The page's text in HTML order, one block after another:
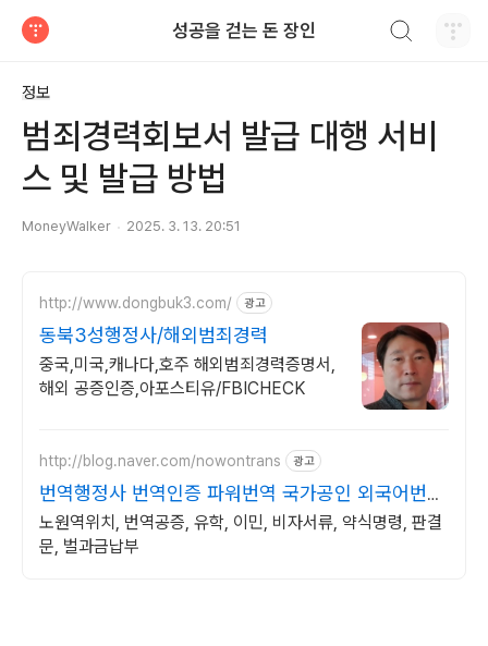
성공을 걷는 돈 장인
정보
범죄경력회보서 발급 대행 서비
스 및 발급 방법
MoneyWalker 2025. 3. 13. 20:51
http://www.dongbuk3.com/ 광고
동북3성행정사/해외범죄경력
중국,미국,캐나다,호주 해외범죄경력증명서,
해외 공증인증,아포스티유/FBICHECK
http://blog.naver.com/nowontrans 광고
번역행정사 번역인증 파워번역 국가공인 외국어번역
행정사
노원역위치, 번역공증, 유학, 이민, 비자서류, 약식명령, 판결
문, 벌과금납부